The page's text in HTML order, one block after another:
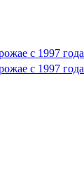
с 1997 года
с 1997 года